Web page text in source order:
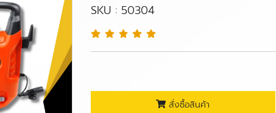
SKU : 50304
สั่งซื้อสินค้า